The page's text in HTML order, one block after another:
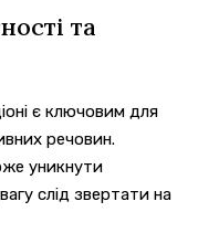
та
є ключовим для
речовин.
уникнути
слід звертати на